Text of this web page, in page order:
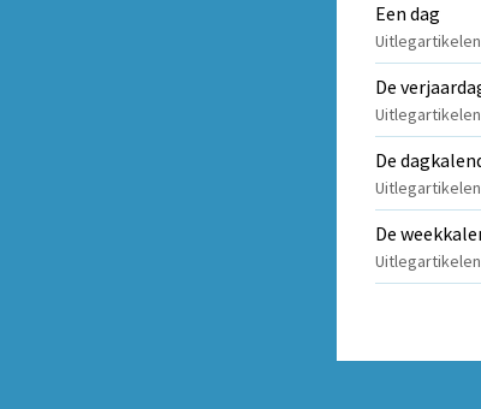
Een dag
De
De
De